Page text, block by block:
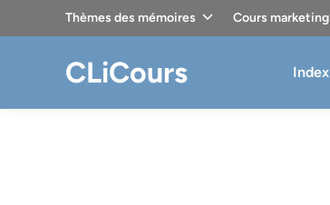
Thèmes des mémoires Cours marketing
CLiCours Index